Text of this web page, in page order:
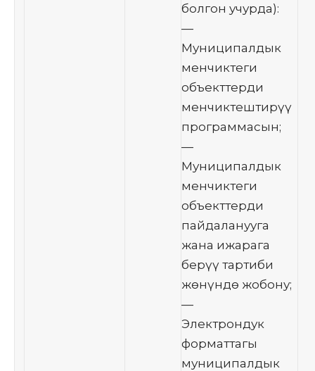
болгон учурда):
—
Муниципалдык
менчиктеги
объекттерди
менчиктештирүү
программасын;
—
Муниципалдык
менчиктеги
объекттерди
пайдаланууга
жана ижарага
берүү тартиби
жөнүндө жобону;
—
Электрондук
форматтагы
муниципалдык